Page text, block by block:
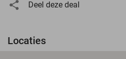
Deel deze deal
Locaties